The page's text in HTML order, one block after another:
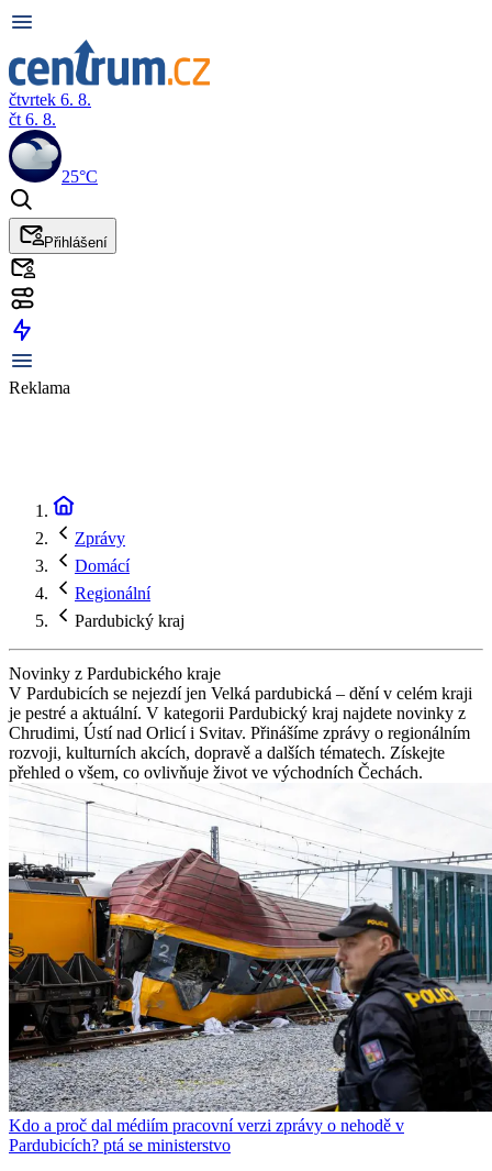
čtvrtek 6. 8.
čt 6. 8.
25°C
Přihlášení
Reklama
Zprávy
Domácí
Regionální
Pardubický kraj
Novinky z Pardubického kraje
V Pardubicích se nejezdí jen Velká pardubická – dění v celém kraji
je pestré a aktuální. V kategorii Pardubický kraj najdete novinky z
Chrudimi, Ústí nad Orlicí i Svitav. Přinášíme zprávy o regionálním
rozvoji, kulturních akcích, dopravě a dalších tématech. Získejte
přehled o všem, co ovlivňuje život ve východních Čechách.
Kdo a proč dal médiím pracovní verzi zprávy o nehodě v
Pardubicích? ptá se ministerstvo